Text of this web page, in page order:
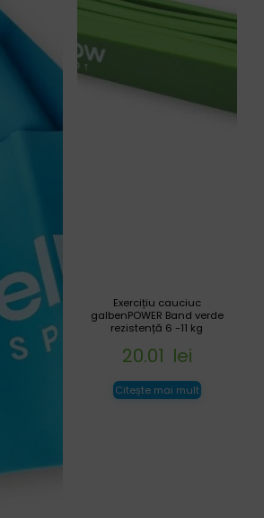
Exercițiu cauciuc
galbenPOWER Band verde
rezistență 6 -11 kg
20.01 lei
Citește mai mult